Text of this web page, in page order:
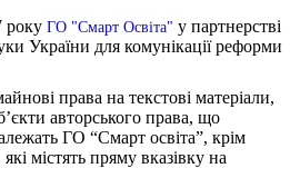
року ГО "Смарт Освіта" у партнерстві
України для комунікації реформи
права на текстові матеріали,
авторського права, що
ГО “Смарт освіта”, крім
містять пряму вказівку на